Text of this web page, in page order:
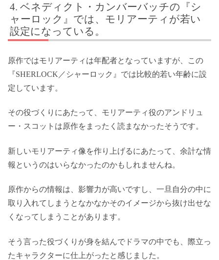
ベネディクト・カンバーバッチの『シ
ャーロック』では、モリアーティが若い
設定になっている。
原作ではモリアーティは年配者となっていますが、この
『SHERLOCK／シャーロック』では比較的若い年齢に設
定しています。
その役づくりにあたって、モリアーティ役のアンドリュ
ー・スコットは原作をまったく読まなかったそうです。
新しいモリアーティ像を作り上げるにあたって、余計な情
報というのはいらなかったのかもしれませんね。
原作からの情報は、影響力が高いですし、一旦自分の中に
取り入れてしまうとなかなかそのイメージから抜け出せな
くなってしまうことがあります。
そう言った役づくりが身を結んでドラマの中でも、際立っ
たキャラクターに仕上がったと感じました。